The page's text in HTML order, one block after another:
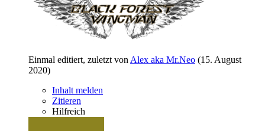
Einmal editiert, zuletzt von Alex aka Mr.Neo (15. August
2020)
Inhalt melden
Zitieren
Hilfreich